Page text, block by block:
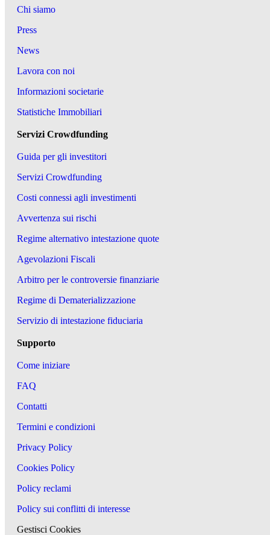
Chi siamo
Press
News
Lavora con noi
Informazioni societarie
Statistiche Immobiliari
Servizi Crowdfunding
Guida per gli investitori
Servizi Crowdfunding
Costi connessi agli investimenti
Avvertenza sui rischi
Regime alternativo intestazione quote
Agevolazioni Fiscali
Arbitro per le controversie finanziarie
Regime di Dematerializzazione
Servizio di intestazione fiduciaria
Supporto
Come iniziare
FAQ
Contatti
Termini e condizioni
Privacy Policy
Cookies Policy
Policy reclami
Policy sui conflitti di interesse
Gestisci Cookies